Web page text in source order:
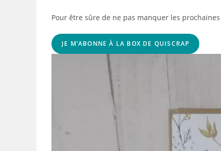
Pour être sûre de ne pas manquer les
JE M’ABONNE À LA BOX DE QUISCRAP